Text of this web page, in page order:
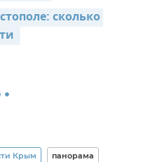
сколько
Крым панорама